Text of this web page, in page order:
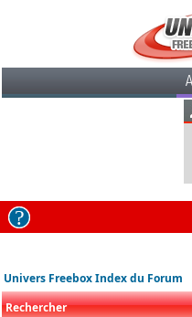
Univers Freebox Index du Forum
Rechercher